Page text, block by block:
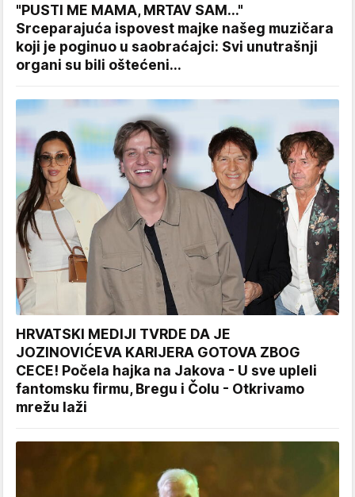
"PUSTI ME MAMA, MRTAV SAM..."
Srceparajuća ispovest majke našeg muzičara
koji je poginuo u saobraćajci: Svi unutrašnji
organi su bili oštećeni...
HRVATSKI MEDIJI TVRDE DA JE
JOZINOVIĆEVA KARIJERA GOTOVA ZBOG
CECE! Počela hajka na Jakova - U sve upleli
fantomsku firmu, Bregu i Čolu - Otkrivamo
mrežu laži